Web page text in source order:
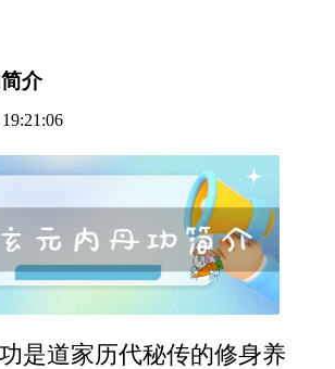
介
是道家历代秘传的修身养